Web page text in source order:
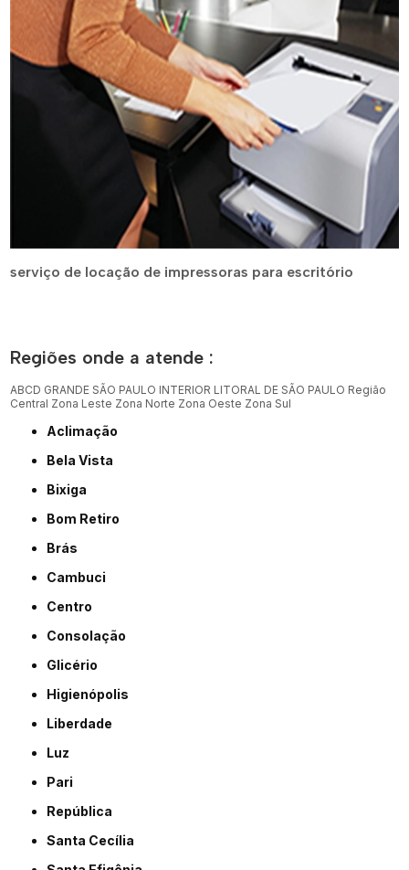
serviço de locação de impressoras para escritório
Regiões onde a atende :
ABCD GRANDE SÃO PAULO INTERIOR LITORAL DE SÃO PAULO Região
Central Zona Leste Zona Norte Zona Oeste Zona Sul
Aclimação
Bela Vista
Bixiga
Bom Retiro
Brás
Cambuci
Centro
Consolação
Glicério
Higienópolis
Liberdade
Luz
Pari
República
Santa Cecília